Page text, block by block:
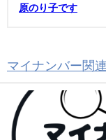
原のり子です
マイナンバー関